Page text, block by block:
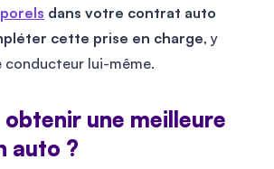
dans votre contrat auto
cette prise en charge, y
conducteur lui-même.
une meilleure
auto ?